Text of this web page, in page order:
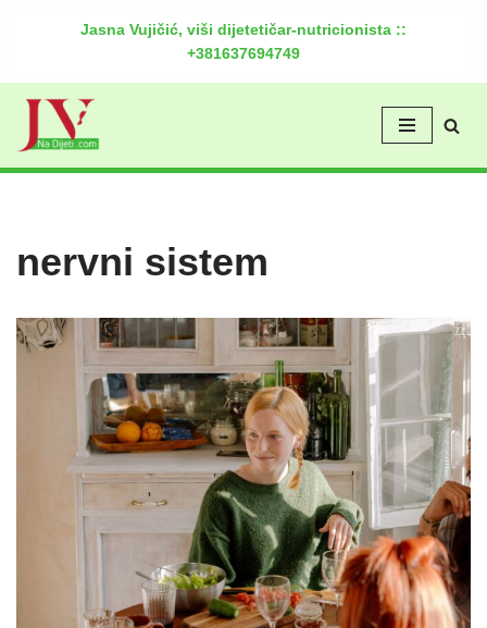
Jasna Vujičić, viši dijetetičar-nutricionista ::
+381637694749
nervni sistem